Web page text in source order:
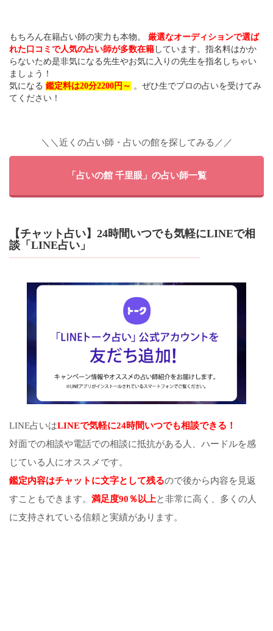
もちろん在籍占い師の実力も本物。
厳選なオーディションで選ば
れた口コミで人気の占い師が多数在籍 しています。指名料はかか
らないため是非気になる先生やお気に入りの先生を指名しちゃい
ましょう！
気になる 鑑定料は20分2200円～ 。ぜひ生でプロの占いを受けてみ
てください！
＼＼近くの占い師・占いの館を探してみる／／
「占いの館 千里眼」の占い師一覧
【チャット占い】24時間いつでも気軽にLINEで相
談「LINE占い」
LINE占いはLINEで気軽に24時間いつでも相談できる！
対面での相談や電話での相談に抵抗がある人、ハードルを感
じている人にオススメです。
鑑定内容はチャットに文字として残るので後から内容を見返
すこともできます。 満足度90％以上と非常に高く、多くの人
に支持されている信頼と実績があります。